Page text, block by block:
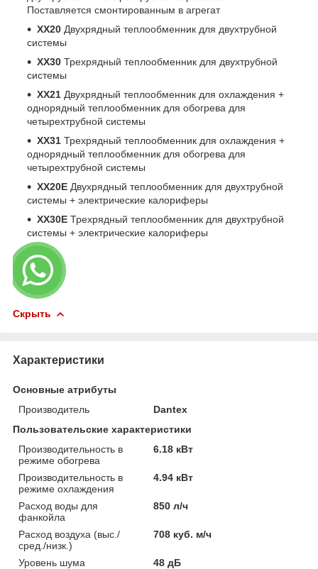
Поставляется смонтированным в агрегат
XX20 Двухрядный теплообменник для двухтрубной
системы
XX30 Трехрядный теплообменник для двухтрубной
системы
XX21 Двухрядный теплообменник для охлаждения +
однорядный теплообменник для обогрева для
четырехтрубной системы
XX31 Трехрядный теплообменник для охлаждения +
однорядный теплообменник для обогрева для
четырехтрубной системы
XX20E Двухрядный теплообменник для двухтрубной
системы + электрические калориферы
XX30E Трехрядный теплообменник для двухтрубной
системы + электрические калориферы
Скрыть
Характеристики
Основные атрибуты
Производитель
Dantex
Пользовательские характеристики
Производительность в
режиме обогрева
6.18 кВт
Производительность в
режиме охлаждения
4.94 кВт
Расход воды для
фанкойла
850 л/ч
Расход воздуха (выс./
сред./низк.)
708 куб. м/ч
Уровень шума 48 дБ